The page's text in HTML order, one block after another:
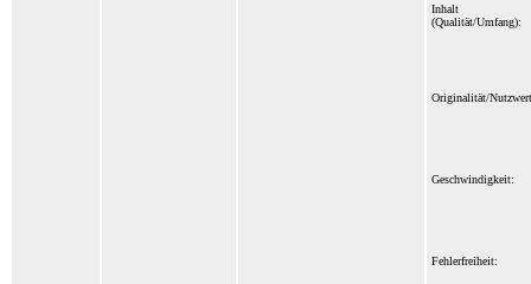
Inhalt
(Qualität/Umfang):
Originalität/
Geschwindigkeit:
Fehlerfreiheit: